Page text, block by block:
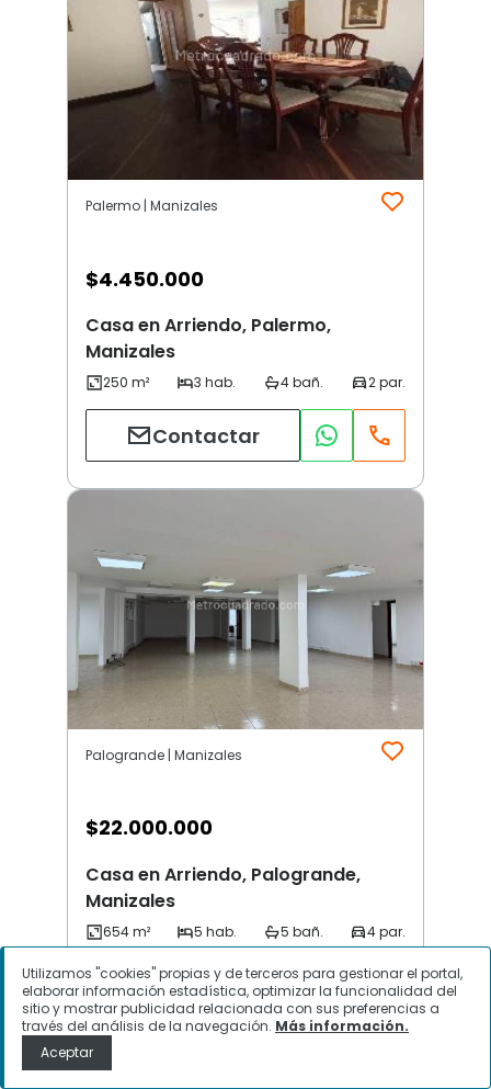
Palermo | Manizales
$4.450.000
Casa en Arriendo, Palermo,
Manizales
Contactar
Palogrande | Manizales
$22.000.000
Casa en Arriendo, Palogrande,
Manizales
Contactar
Utilizamos "cookies" propias y de terceros para gestionar el portal,
elaborar información estadística, optimizar la funcionalidad del
sitio y mostrar publicidad relacionada con sus preferencias a
través del análisis de la navegación. Más información.
Aceptar